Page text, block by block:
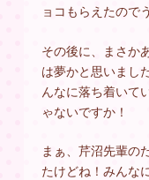
ョコもらえたので
その後に、まさか
は夢かと思いまし
んなに落ち着いて
ゃないですか！
まぁ、芹沼先輩の
たけどね！みんな